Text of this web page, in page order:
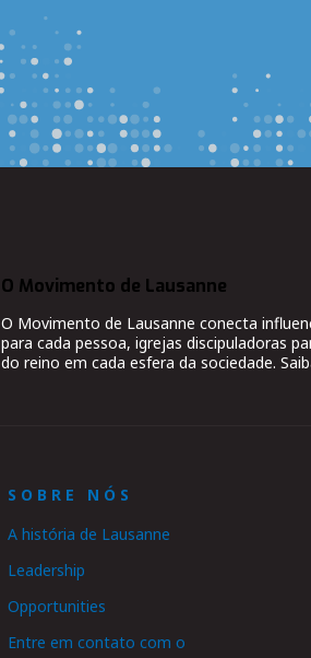
O Movimento de Lausanne
O Movimento de Lausanne conecta
para cada pessoa, igrejas discipuladoras
do reino em cada esfera da sociedade.
SOBRE NÓS
A história de Lausanne
Leadership
Opportunities
Entre em contato com o